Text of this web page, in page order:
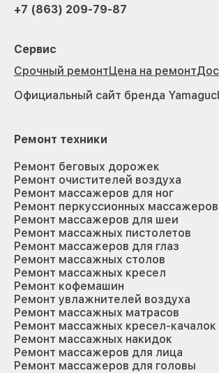
+7 (863) 209-79-87
Сервис
Срочный ремонтЦена на ремонт
Официальный сайт бренда
Ремонт техники
Ремонт беговых дорожек
Ремонт очистителей воздуха
Ремонт массажеров для ног
Ремонт перкуссионных массажеров
Ремонт массажеров для шеи
Ремонт массажных пистолетов
Ремонт массажеров для глаз
Ремонт массажных столов
Ремонт массажных кресел
Ремонт кофемашин
Ремонт увлажнителей воздуха
Ремонт массажных матрасов
Ремонт массажных кресел-качалок
Ремонт массажных накидок
Ремонт массажеров для лица
Ремонт массажеров для головы